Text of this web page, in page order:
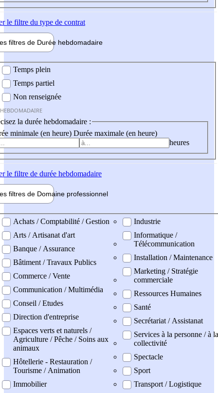
le filtre du type de contrat
filtres de Durée hebdomadaire
Temps plein
Temps partiel
Non renseignée
la durée hebdomadaire :
minimale (en heure) Durée maximale (en heure)
heures
le filtre de durée hebdomadaire
filtres de Domaine professionnel
professionel
Achats / Comptabilité / Gestion
Arts / Artisanat d'art
Banque / Assurance
Bâtiment / Travaux Publics
Commerce / Vente
Communication / Multimédia
Conseil / Etudes
Direction d'entreprise
Espaces verts et naturels /
Agriculture / Pêche / Soins aux
animaux
Hôtellerie - Restauration /
Tourisme / Animation
Immobilier
Industrie
Informatique /
Télécommunication
Installation / Maintenance
Marketing / Stratégie
commerciale
Ressources Humaines
Santé
Secrétariat / Assistanat
Services à la personne / à la
collectivité
Spectacle
Sport
Transport / Logistique